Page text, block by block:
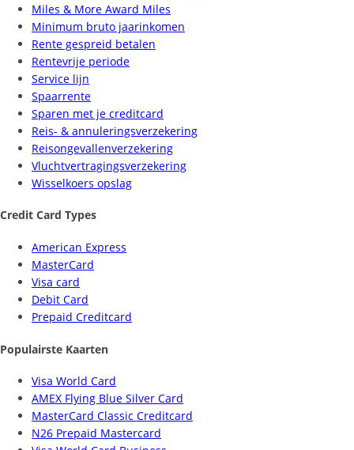
Miles & More Award Miles
Minimum bruto jaarinkomen
Rente gespreid betalen
Rentevrije periode
Service lijn
Spaarrente
Sparen met je creditcard
Reis- & annuleringsverzekering
Reisongevallenverzekering
Vluchtvertragingsverzekering
Wisselkoers opslag
Credit Card Types
American Express
MasterCard
Visa card
Debit Card
Prepaid Creditcard
Populairste Kaarten
Visa World Card
AMEX Flying Blue Silver Card
MasterCard Classic Creditcard
N26 Prepaid Mastercard